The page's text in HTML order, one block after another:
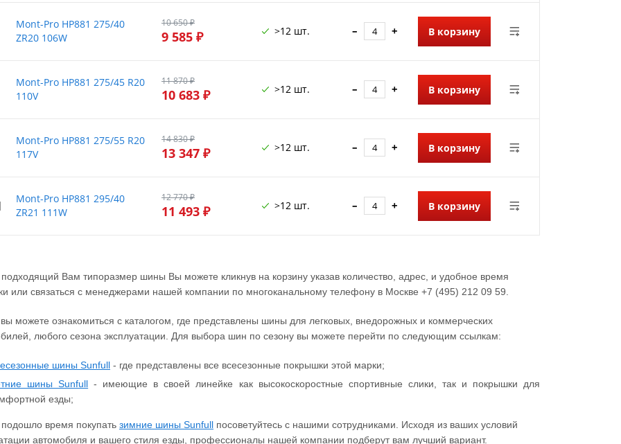
Mont-Pro HP881 275/40
ZR20 106W
10 650 ₽
9 585 ₽ >12 шт. – + В корзину
Mont-Pro HP881 275/45 R20
110V
11 870 ₽
10 683 ₽ >12 шт. – + В корзину
Mont-Pro HP881 275/55 R20
117V
14 830 ₽
13 347 ₽ >12 шт. – + В корзину
Mont-Pro HP881 295/40
ZR21 111W
12 770 ₽
11 493 ₽ >12 шт. – + В корзину
подходящий Вам типоразмер шины Вы можете кликнув на корзину указав количество, адрес, и удобное время
или связаться с менеджерами нашей компании по многоканальному телефону в Москве +7 (495) 212 09 59.
можете ознакомиться с каталогом, где представлены шины для легковых, внедорожных и коммерческих
любого сезона эксплуатации. Для выбора шин по сезону вы можете перейти по следующим ссылкам:
шины Sunfull - где представлены все всесезонные покрышки этой марки;
шины Sunfull - имеющие в своей линейке как высокоскоростные спортивные слики, так и покрышки для
езды;
время покупать зимние шины Sunfull посоветуйтесь с нашими сотрудниками. Исходя из ваших условий
автомобиля и вашего стиля езды, профессионалы нашей компании подберут вам лучший вариант.